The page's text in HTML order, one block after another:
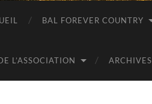
BAL FOREVER COUNTRY
L’ASSOCIATION ARCHIVES